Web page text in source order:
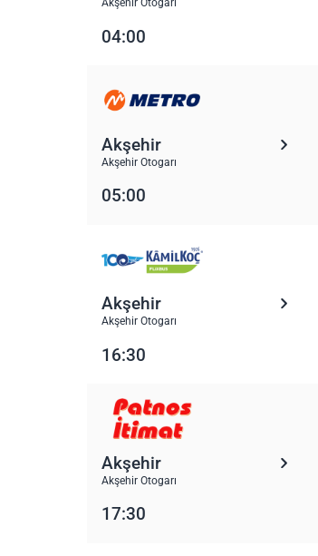
Akşehir Otogarı
04:00
Akşehir
Akşehir Otogarı
05:00
Akşehir
Akşehir Otogarı
16:30
Akşehir
Akşehir Otogarı
17:30